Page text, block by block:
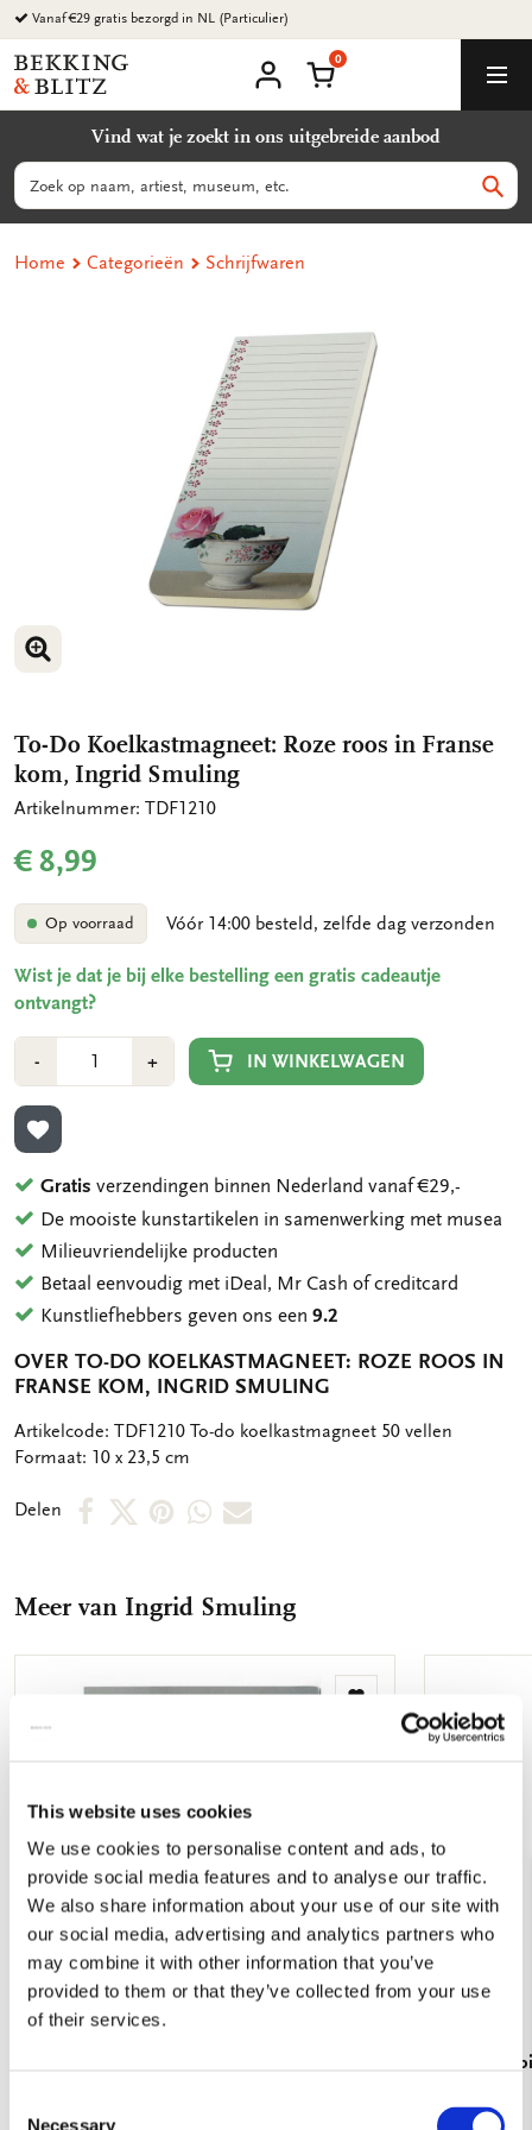
This website uses cookies
We use cookies to personalise content and ads, to
provide social media features and to analyse our traffic.
We also share information about your use of our site with
our social media, advertising and analytics partners who
may combine it with other information that you’ve
provided to them or that they’ve collected from your use
of their services.
Necessary
Ga
naar
content
Vanaf €29 gratis bezorgd in NL (Particulier)
Bekking
&
B.V.
account
Winkelmand
0
Vind wat je zoekt in ons uitgebreide aanbod
Zoeken
Home Categorieën Schrijfwaren
VERGROOT AFBEELDING
To-Do Koelkastmagneet: Roze roos in Franse
kom, Ingrid Smuling
Artikelnummer: TDF1210
€ 8,99
Op voorraad Vóór 14:00 besteld, zelfde dag verzonden
Wist je dat je bij elke bestelling een gratis cadeautje
ontvangt?
-Min
1
+Plus
1
IN WINKELWAGEN
TOEVOEGEN AAN VERLANGLIJST
Gratis verzendingen binnen Nederland vanaf €29,-
De mooiste kunstartikelen in samenwerking met musea
Milieuvriendelijke producten
Betaal eenvoudig met iDeal, Mr Cash of creditcard
Kunstliefhebbers geven ons een9.2
OVER TO-DO KOELKASTMAGNEET: ROZE ROOS IN
FRANSE KOM, INGRID SMULING
OMSCHRIJVING
Artikelcode: TDF1210 To-do koelkastmagneet 50 vellen
Formaat: 10 x 23,5 cm
Delen
DeelDeelDeelDeelDeel
mail
Meer van Ingrid Smuling
verlanglijst
€ 3,50